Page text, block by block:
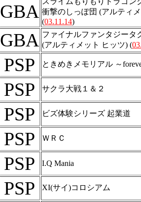
GBA 衝撃のしっぽ団 (アルティ
(03.11.14)
GBA ファイナルファンタジータ
(アルティメット ヒッツ) (
PSP ときめきメモリアル ～
PSP サクラ大戦１＆２
PSP ビズ体験シリーズ 起業道
PSP ＷＲＣ
PSP I.Q Mania
PSP XI(サイ)コロシアム